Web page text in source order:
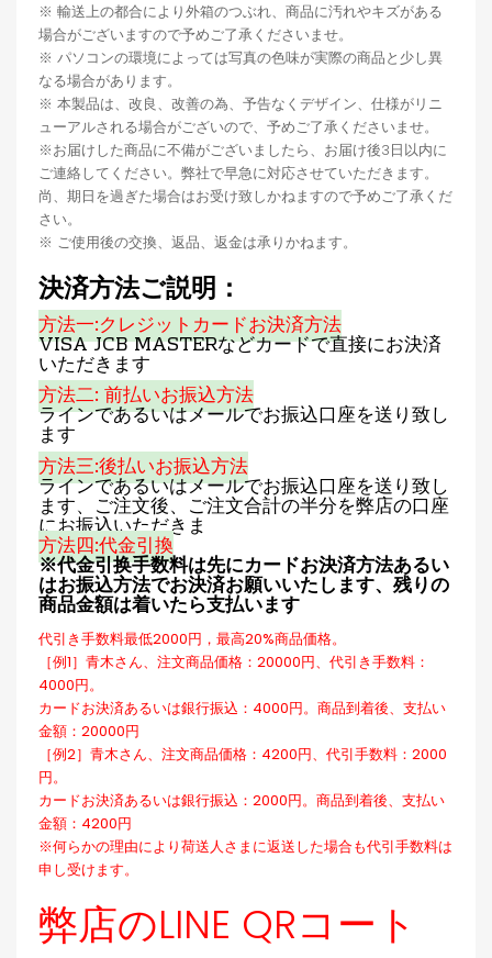
※ 輸送上の都合により外箱のつぶれ、商品に汚れやキズがある
場合がございますので予めご了承くださいませ。
※ パソコンの環境によっては写真の色味が実際の商品と少し異
なる場合があります。
※ 本製品は、改良、改善の為、予告なくデザイン、仕様がリニ
ューアルされる場合がございので、予めご了承くださいませ。
※お届けした商品に不備がございましたら、お届け後3日以内に
ご連絡してください。弊社で早急に対応させていただきます。
尚、期日を過ぎた場合はお受け致しかねますので予めご了承くだ
さい。
※ ご使用後の交換、返品、返金は承りかねます。
決済方法ご説明：
方法一:クレジットカードお決済方法
VISA JCB MASTERなどカードで直接にお決済
いただきます
方法二: 前払いお振込方法
ラインであるいはメールでお振込口座を送り致し
ます
方法三:後払いお振込方法
ラインであるいはメールでお振込口座を送り致し
ます、ご注文後、ご注文合計の半分を弊店の口座
にお振込いただきま
方法四:代金引換
※代金引换手数料は先にカードお決済方法あるい
はお振込方法でお決済お願いいたします、残りの
商品金額は着いたら支払います
代引き手数料最低2000円，最高20%商品価格。
［例1］青木さん、注文商品価格：20000円、代引き手数料：
4000円。
カードお決済あるいは銀行振込：4000円。商品到着後、支払い
金額：20000円
［例2］青木さん、注文商品価格：4200円、代引手数料：2000
円。
カードお決済あるいは銀行振込：2000円。商品到着後、支払い
金額：4200円
※何らかの理由により荷送人さまに返送した場合も代引手数料は
申し受けます。
弊店のLINE QRコート